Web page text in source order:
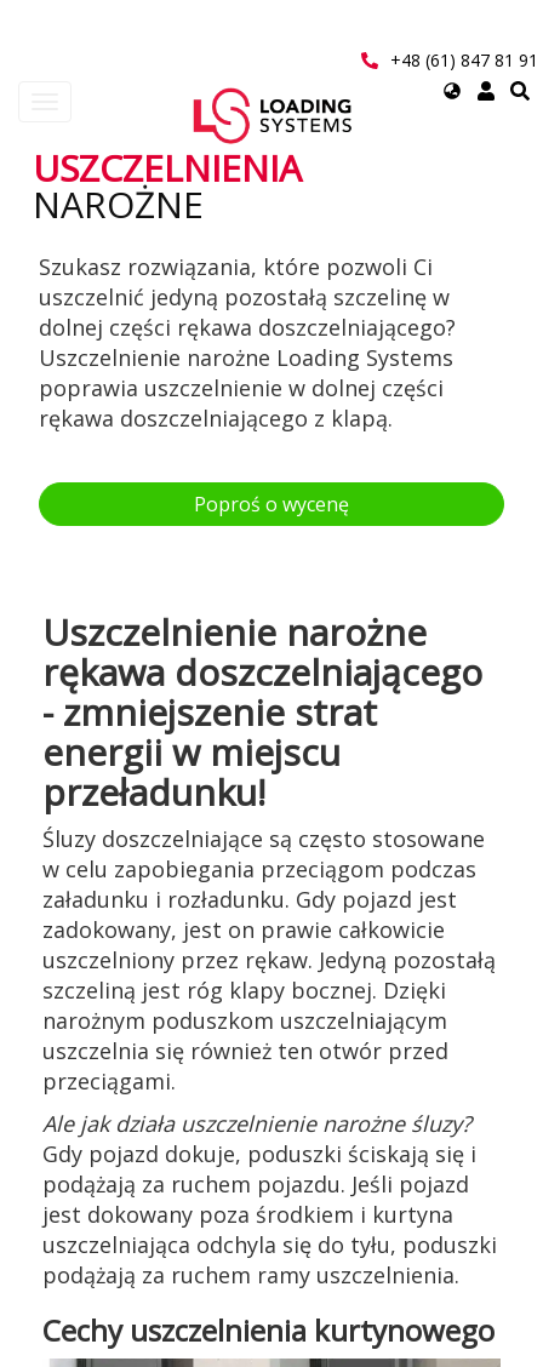
+48 (61) 847 81 91
Select
User
menu
USZCZELNIENIA
NAROŻNE
Szukasz rozwiązania, które pozwoli Ci
uszczelnić jedyną pozostałą szczelinę w
dolnej części rękawa doszczelniającego?
Uszczelnienie narożne Loading Systems
poprawia uszczelnienie w dolnej części
rękawa doszczelniającego z klapą.
Poproś o wycenę
Uszczelnienie narożne
rękawa doszczelniającego
- zmniejszenie strat
energii w miejscu
przeładunku!
Śluzy doszczelniające są często stosowane
w celu zapobiegania przeciągom podczas
załadunku i rozładunku. Gdy pojazd jest
zadokowany, jest on prawie całkowicie
uszczelniony przez rękaw. Jedyną pozostałą
szczeliną jest róg klapy bocznej. Dzięki
narożnym poduszkom uszczelniającym
uszczelnia się również ten otwór przed
przeciągami.
Ale jak działa uszczelnienie narożne śluzy?
Gdy pojazd dokuje, poduszki ściskają się i
podążają za ruchem pojazdu. Jeśli pojazd
jest dokowany poza środkiem i kurtyna
uszczelniająca odchyla się do tyłu, poduszki
podążają za ruchem ramy uszczelnienia.
Cechy uszczelnienia kurtynowego